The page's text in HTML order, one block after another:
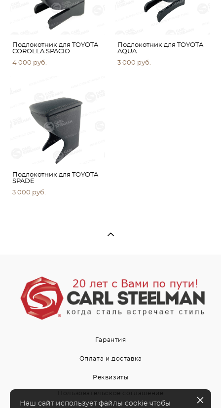
Подлокотник для TOYOTA
COROLLA SPACIO
4 000 pуб.
Подлокотник для TOYOTA
AQUA
3 000 pуб.
Подлокотник для TOYOTA
SPADE
3 000 pуб.
Гарантия
Оплата и доставка
Реквизиты
Пользовательское соглашение
Наш сайт использует файлы cookie чтобы